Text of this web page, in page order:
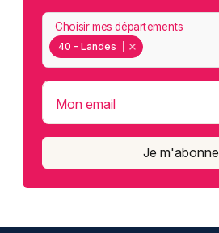
40 - Landes
Choisir mes départements
Mon email
Je m'abonne